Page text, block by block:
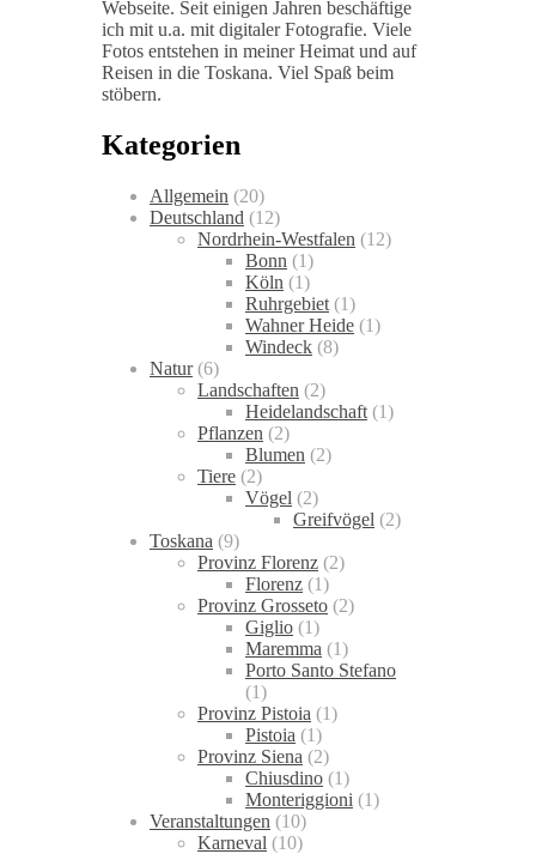
Webseite. Seit einigen Jahren beschäftige
ich mit u.a. mit digitaler Fotografie. Viele
Fotos entstehen in meiner Heimat und auf
Reisen in die Toskana. Viel Spaß beim
stöbern.
Kategorien
Allgemein (20)
Deutschland (12)
Nordrhein-Westfalen (12)
Bonn (1)
Köln (1)
Ruhrgebiet (1)
Wahner Heide (1)
Windeck (8)
Natur(6)
Landschaften (2)
Heidelandschaft (1)
Pflanzen (2)
Blumen (2)
Tiere (2)
Vögel (2)
Greifvögel (2)
Toskana (9)
Provinz Florenz (2)
Florenz (1)
Provinz Grosseto (2)
Giglio (1)
Maremma (1)
Porto Santo Stefano
(1)
Provinz Pistoia (1)
Pistoia (1)
Provinz Siena (2)
Chiusdino (1)
Monteriggioni (1)
Veranstaltungen (10)
Karneval (10)